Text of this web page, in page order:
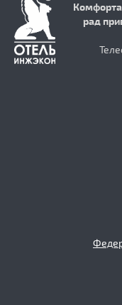
рад